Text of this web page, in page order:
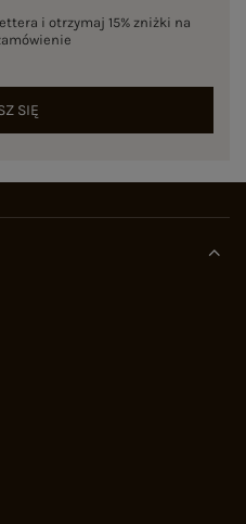
i otrzymaj 15% zniżki na
SIĘ